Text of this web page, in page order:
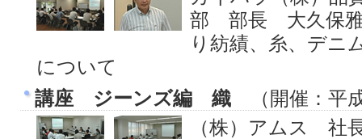
部 部長 大久保
り紡績、糸、デニ
について
講座 ジーンズ編 織
（開催：平
（株）アムス 社